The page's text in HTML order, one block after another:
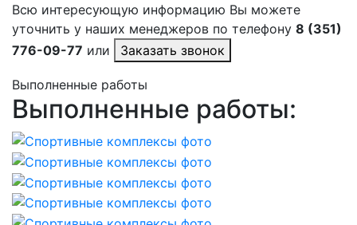
Всю интересующую информацию Вы можете
уточнить у наших менеджеров по телефону 8 (351)
776-09-77 или Заказать звонок
Выполненные работы
Выполненные работы: